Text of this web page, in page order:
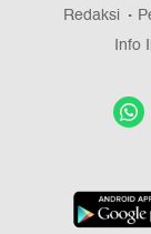
Redaksi
Info